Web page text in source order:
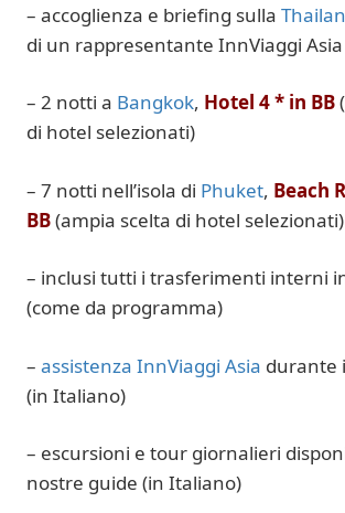
– accoglienza e briefing sulla
di un rappresentante InnViaggi Asia
– 2 notti a Bangkok, Hotel 4 * in BB
di hotel selezionati)
– 7 notti nell’isola di Phuket, Beach
BB(ampia scelta di hotel selezionati)
– inclusi tutti i trasferimenti interni
(come da programma)
– assistenza InnViaggi Asia durante
(in Italiano)
– escursioni e tour giornalieri
nostre guide (in Italiano)